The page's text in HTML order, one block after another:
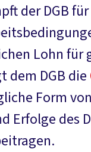
der DGB
Lohn für
dem DGB die
Form
des